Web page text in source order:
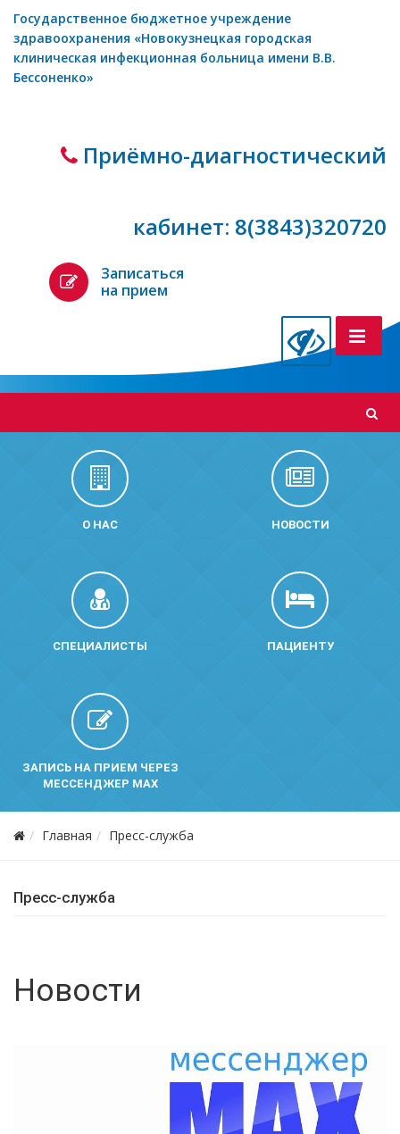
Государственное бюджетное учреждение
здравоохранения «Новокузнецкая городская
клиническая инфекционная больница имени В.В.
Бессоненко»
Приёмно-диагностический
кабинет: 8(3843)320720
Записаться
на прием
О НАС НОВОСТИ
СПЕЦИАЛИСТЫ ПАЦИЕНТУ
ЗАПИСЬ НА ПРИЕМ ЧЕРЕЗ
МЕССЕНДЖЕР MAX
Главная Пресс-служба
Пресс-служба
Новости